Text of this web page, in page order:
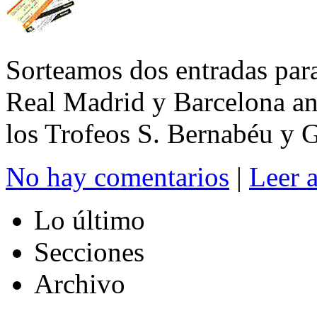
Sorteamos dos entradas
Real Madrid y Barcelona
los Trofeos S. Bernabéu y
No hay comentarios | Leer
Lo último
Secciones
Archivo